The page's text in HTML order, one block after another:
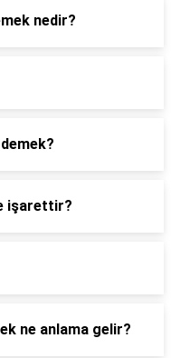
nedir?
işarettir?
ne anlama gelir?